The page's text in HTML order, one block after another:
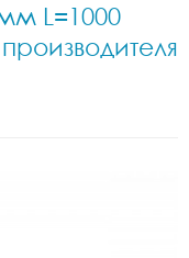
L=1000